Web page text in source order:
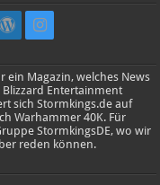
Magazin, welches News
Entertainment
sich Stormkings.de auf
Warhammer 40K. Für
StormkingsDE, wo wir
reden können.